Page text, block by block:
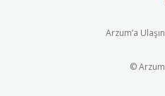
Arzum’a Ulaşın
© Arzum